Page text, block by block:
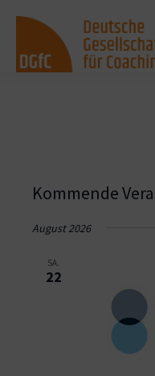
Kommende
August 2026
SA.
22